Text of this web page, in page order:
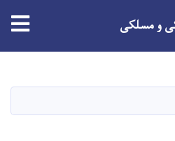
content
و مسلکی